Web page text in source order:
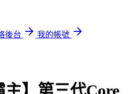
後台
我的帳號